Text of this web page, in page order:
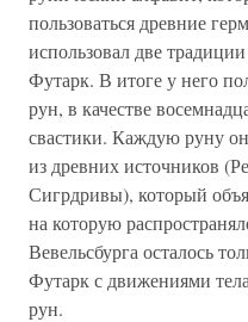
пользоваться древние
использовал две
Футарк. В итоге у него
рун, в качестве
свастики. Каждую руну
из древних источников
Сигрдривы), который
на которую
Вевельсбурга осталось
Футарк с движениями
рун.